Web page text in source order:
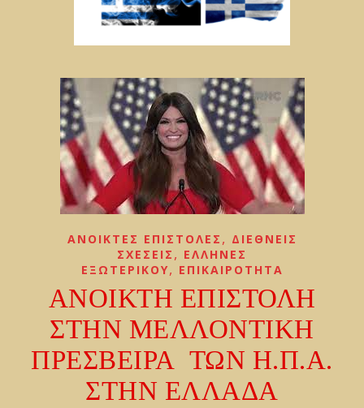
ΑΝΟΙΚΤΕΣ ΕΠΙΣΤΟΛΕΣ , ΔΙΕΘΝΕΙΣ
ΣΧΕΣΕΙΣ , ΕΛΛΗΝΕΣ
ΕΞΩΤΕΡΙΚΟΥ, ΕΠΙΚΑΙΡΟΤΗΤΑ
ΑΝΟΙΚΤΗ ΕΠΙΣΤΟΛΗ
ΣΤΗΝ ΜΕΛΛΟΝΤΙΚΗ
ΠΡΕΣΒΕΙΡΑ ΤΩΝ Η.Π.Α.
ΣΤΗΝ ΕΛΛΑΔΑ